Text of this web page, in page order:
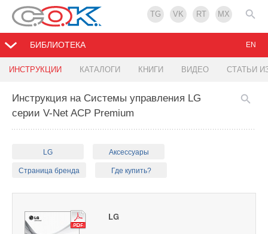
TG VK RT MX
БИБЛИОТЕКА
ИНСТРУКЦИИ КАТАЛОГИ КНИГИ ВИДЕО СТАТЬИ
EN
Инструкция на Системы управления LG
серии V-Net ACP Premium
LG Аксессуары
Страница бренда Где купить?
LG